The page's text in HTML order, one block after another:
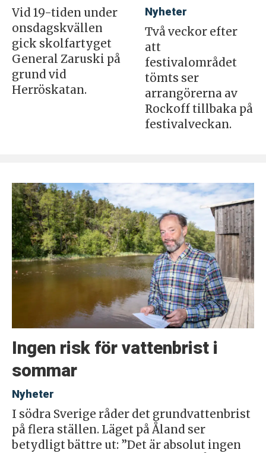
Vid 19-tiden under
onsdagskvällen
gick skolfartyget
General Zaruski på
grund vid
Herröskatan.
Nyheter
Två veckor efter
att
festivalområdet
tömts ser
arrangörerna av
Rockoff tillbaka på
festivalveckan.
Ingen risk för vattenbrist i
sommar
Nyheter
I södra Sverige råder det grundvattenbrist
på flera ställen. Läget på Åland ser
betydligt bättre ut: ”Det är absolut ingen